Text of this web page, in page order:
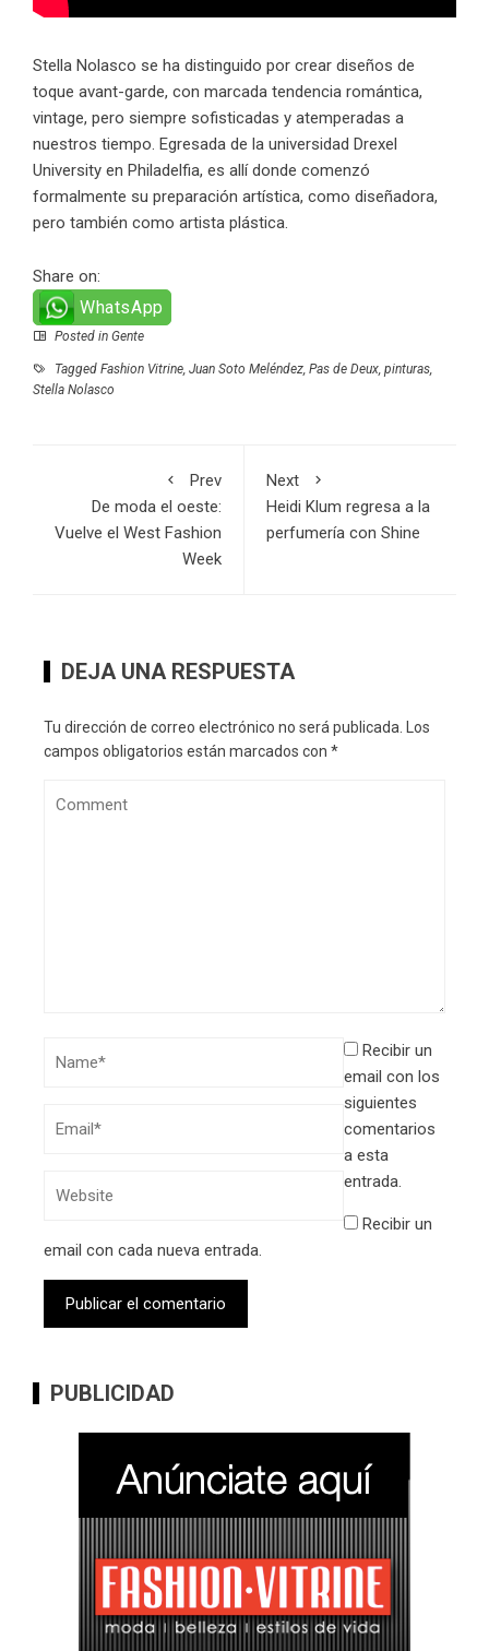
Stella Nolasco se ha distinguido por crear diseños de
toque avant-garde, con marcada tendencia romántica,
vintage, pero siempre sofisticadas y atemperadas a
nuestros tiempo. Egresada de la universidad Drexel
University en Philadelfia, es allí donde comenzó
formalmente su preparación artística, como diseñadora,
pero también como artista plástica.
Share on:
WhatsApp
Posted in Gente
Tagged Fashion Vitrine, Juan Soto Meléndez, Pas de Deux, pinturas,
Stella Nolasco
Prev
De moda el oeste:
Vuelve el West Fashion
Week
Next
Heidi Klum regresa a la
perfumería con Shine
DEJA UNA RESPUESTA
Tu dirección de correo electrónico no será publicada.
Los
campos obligatorios están marcados con *
Recibir un
email con los
siguientes
comentarios
a esta
entrada.
Recibir un
email con cada nueva entrada.
PUBLICIDAD